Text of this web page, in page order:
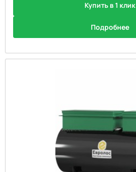
Купить в 1 клик
Подробнее